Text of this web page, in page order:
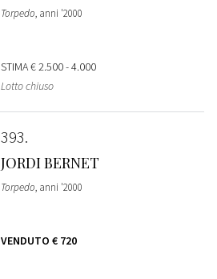
Torpedo, anni '2000
STIMA€ 2.500 - 4.000
Lotto chiuso
393
JORDI BERNET
Torpedo, anni '2000
VENDUTO € 720